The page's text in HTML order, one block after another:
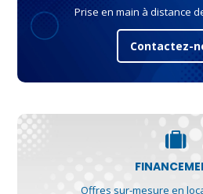
Prise en main à distance
Contactez-
Offres sur-mesure en